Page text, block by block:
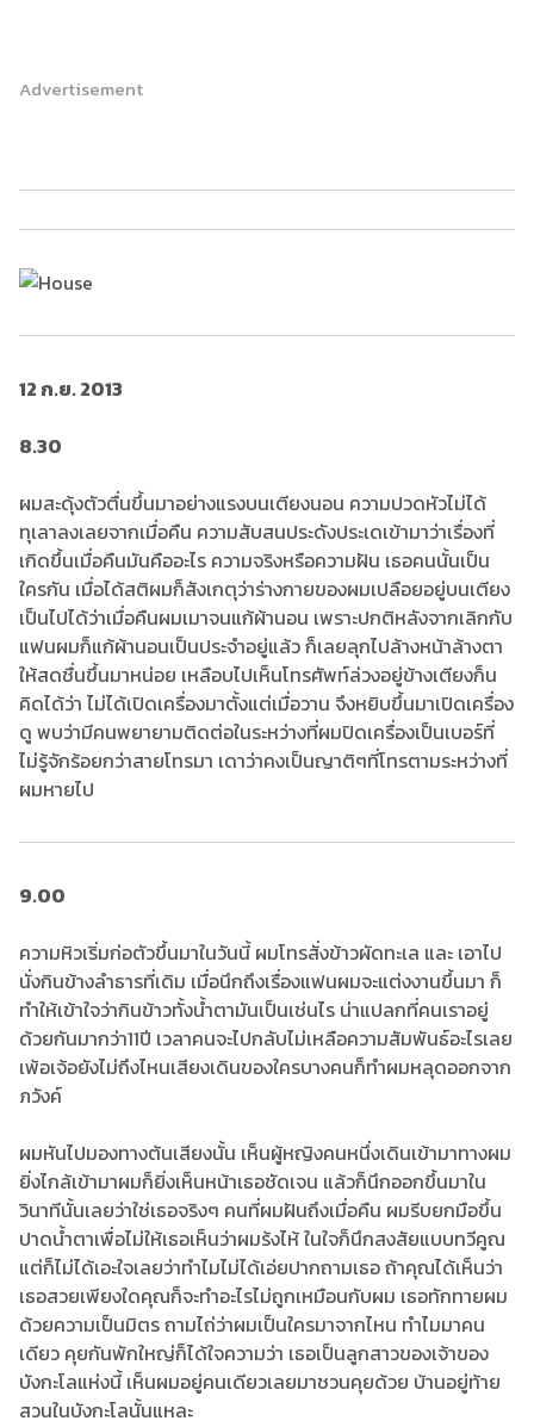
Advertisement
12 ก.ย. 2013
8.30
ผมสะดุ้งตัวตื่นขึ้นมาอย่างแรงบนเตียงนอน ความปวดหัวไม่ได้
ทุเลาลงเลยจากเมื่อคืน ความสับสนประดังประเดเข้ามาว่าเรื่องที่
เกิดขึ้นเมื่อคืนมันคืออะไร ความจริงหรือความฝัน เธอคนนั้นเป็น
ใครกัน เมื่อได้สติผมก็สังเกตุว่าร่างกายของผมเปลือยอยู่บนเตียง
เป็นไปได้ว่าเมื่อคืนผมเมาจนแก้ผ้านอน เพราะปกติหลังจากเลิกกับ
แฟนผมก็แก้ผ้านอนเป็นประจำอยู่แล้ว ก็เลยลุกไปล้างหน้าล้างตา
ให้สดชื่นขึ้นมาหน่อย เหลือบไปเห็นโทรศัพท์ล่วงอยู่ข้างเตียงก็น
คิดได้ว่า ไม่ได้เปิดเครื่องมาตั้งแต่เมื่อวาน จึงหยิบขึ้นมาเปิดเครื่อง
ดู พบว่ามีคนพยายามติดต่อในระหว่างที่ผมปิดเครื่องเป็นเบอร์ที่
ไม่รู้จักร้อยกว่าสายโทรมา เดาว่าคงเป็นญาติๆที่โทรตามระหว่างที่
ผมหายไป
9.00
ความหิวเริ่มก่อตัวขึ้นมาในวันนี้ ผมโทรสั่งข้าวผัดทะเล และ เอาไป
นั่งกินข้างลำธารที่เดิม เมื่อนึกถึงเรื่องแฟนผมจะแต่งงานขึ้นมา ก็
ทำให้เข้าใจว่ากินข้าวทั้งน้ำตามันเป็นเช่นไร น่าแปลกที่คนเราอยู่
ด้วยกันมากว่า11ปี เวลาคนจะไปกลับไม่เหลือความสัมพันธ์อะไรเลย
เพ้อเจ้อยังไม่ถึงไหนเสียงเดินของใครบางคนก็ทำผมหลุดออกจาก
ภวังค์
ผมหันไปมองทางต้นเสียงนั้น เห็นผู้หญิงคนหนึ่งเดินเข้ามาทางผม
ยิ่งไกล้เข้ามาผมก็ยิ่งเห็นหน้าเธอชัดเจน แล้วก็นึกออกขึ้นมาใน
วินาทีนั้นเลยว่าใช่เธอจริงๆ คนที่ผมฝันถึงเมื่อคืน ผมรีบยกมือขึ้น
ปาดน้ำตาเพื่อไม่ให้เธอเห็นว่าผมร้งไห้ ในใจก็นึกสงสัยแบบทวีคูณ
แต่ก็ไม่ได้เอะใจเลยว่าทำไมไม่ได้เอ่ยปากถามเธอ ถ้าคุณได้เห็นว่า
เธอสวยเพียงใดคุณก็จะทำอะไรไม่ถูกเหมือนกับผม เธอทักทายผม
ด้วยความเป็นมิตร ถามไถ่ว่าผมเป็นใครมาจากไหน ทำไมมาคน
เดียว คุยกันพักใหญ่ก็ได้ใจความว่า เธอเป็นลูกสาวของเจ้าของ
บังกะโลแห่งนี้ เห็นผมอยู่คนเดียวเลยมาชวนคุยด้วย บ้านอยู่ท้าย
สวนในบังกะโลนั้นแหละ